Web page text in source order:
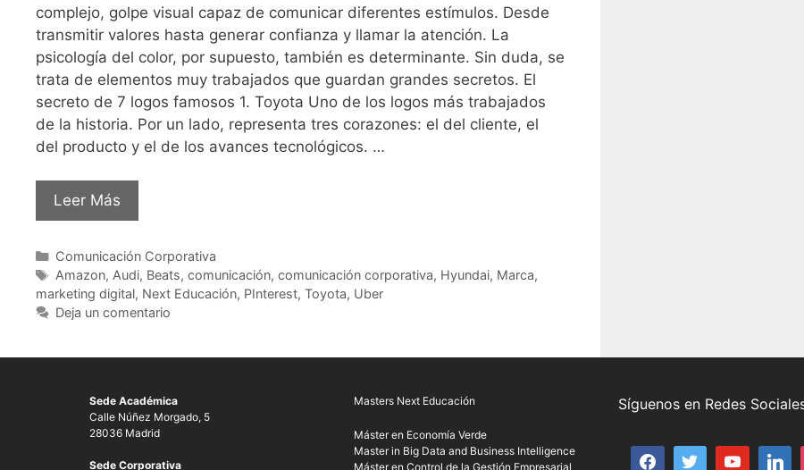
complejo, golpe visual capaz de comunicar diferentes estímulos. Desde
transmitir valores hasta generar confianza y llamar la atención. La
psicología del color, por supuesto, también es determinante. Sin duda, se
trata de elementos muy trabajados que guardan grandes secretos. El
secreto de 7 logos famosos 1. Toyota Uno de los logos más trabajados
de la historia. Por un lado, representa tres corazones: el del cliente, el
del producto y el de los avances tecnológicos. …
Leer Más
Comunicación Corporativa
Amazon, Audi, Beats, comunicación, comunicación corporativa, Hyundai, Marca,
marketing digital, Next Educación, PInterest, Toyota, Uber
Deja un comentario
Sede Académica
Calle Núñez Morgado, 5
28036 Madrid
Sede Corporativa
Masters Next Educación
Máster en Economía Verde
Master in Big Data and Business Intelligence
Máster en Control de la Gestión Empresarial
Síguenos en Redes